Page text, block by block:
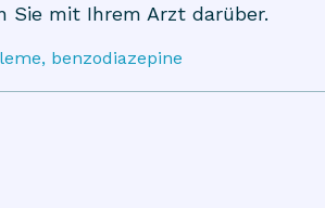
Sie mit Ihrem Arzt darüber.
benzodiazepine